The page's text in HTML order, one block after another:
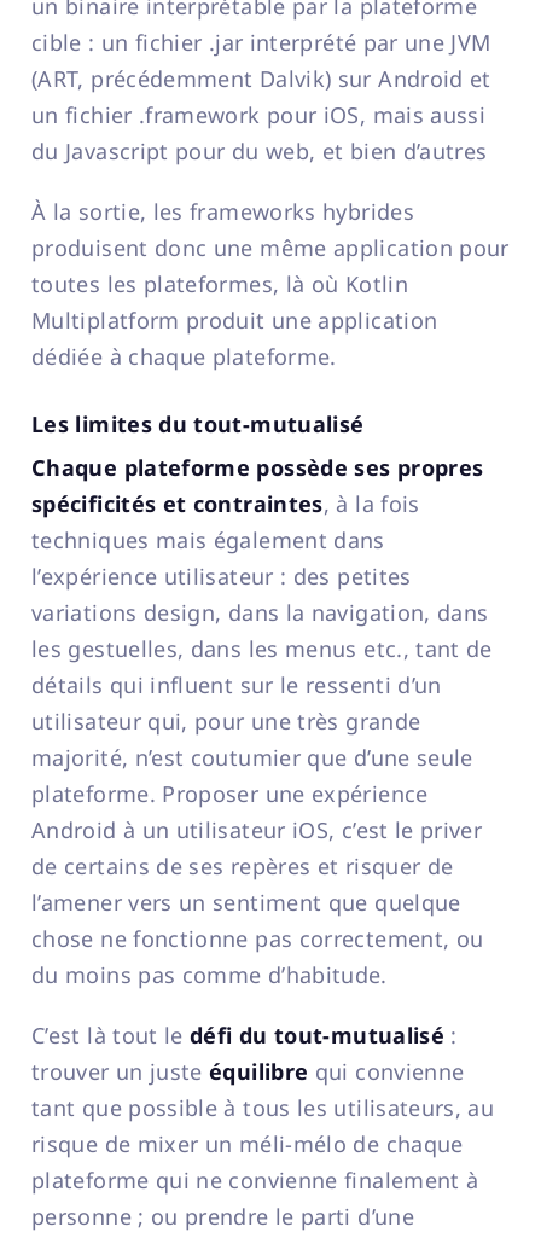
un binaire interprétable par la plateforme
cible : un fichier .jar interprété par une JVM
(ART, précédemment Dalvik) sur Android et
un fichier .framework pour iOS, mais aussi
du Javascript pour du web, et bien d’autres
À la sortie, les frameworks hybrides
produisent donc une même application pour
toutes les plateformes, là où Kotlin
Multiplatform produit une application
dédiée à chaque plateforme.
Les limites du tout-mutualisé
Chaque plateforme possède ses propres
spécificités et contraintes, à la fois
techniques mais également dans
l’expérience utilisateur : des petites
variations design, dans la navigation, dans
les gestuelles, dans les menus etc., tant de
détails qui influent sur le ressenti d’un
utilisateur qui, pour une très grande
majorité, n’est coutumier que d’une seule
plateforme. Proposer une expérience
Android à un utilisateur iOS, c’est le priver
de certains de ses repères et risquer de
l’amener vers un sentiment que quelque
chose ne fonctionne pas correctement, ou
du moins pas comme d’habitude.
C’est là tout ledéfi du tout-mutualisé :
trouver un justeéquilibre qui convienne
tant que possible à tous les utilisateurs, au
risque de mixer un méli-mélo de chaque
plateforme qui ne convienne finalement à
personne ; ou prendre le parti d’une